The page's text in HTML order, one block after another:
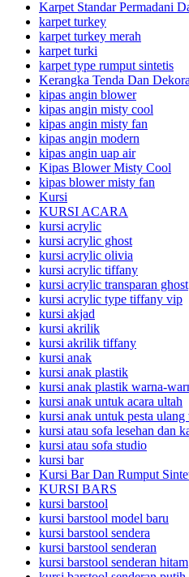
Karpet Standar Permadani
karpet turkey
karpet turkey merah
karpet turki
karpet type rumput sintetis
Kerangka Tenda Dan
kipas angin blower
kipas angin misty cool
kipas angin misty fan
kipas angin modern
kipas angin uap air
Kipas Blower Misty Cool
kipas blower misty fan
Kursi
KURSI ACARA
kursi acrylic
kursi acrylic ghost
kursi acrylic olivia
kursi acrylic tiffany
kursi acrylic transparan ghost
kursi acrylic type tiffany vip
kursi akjad
kursi akrilik
kursi akrilik tiffany
kursi anak
kursi anak plastik
kursi anak plastik warna-
kursi anak untuk acara ultah
kursi anak untuk pesta ulang
kursi atau sofa lesehan dan
kursi atau sofa studio
kursi bar
Kursi Bar Dan Rumput
KURSI BARS
kursi barstool
kursi barstool model baru
kursi barstool sendera
kursi barstool senderan
kursi barstool senderan hitam